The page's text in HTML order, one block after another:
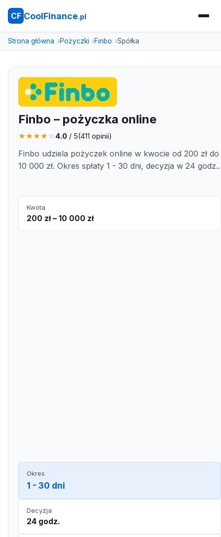
CF CoolFinance.pl
Strona główna Pożyczki Finbo Spółka
Finbo – pożyczka online
★★★★☆4.0 / 5(411 opinii)
Finbo udziela pożyczek online w kwocie od 200 zł do
10 000 zł. Okres spłaty 1 - 30 dni, decyzja w 24 godz..
Kwota
200 zł – 10 000 zł
Okres
1 - 30 dni
Decyzja
24 godz.